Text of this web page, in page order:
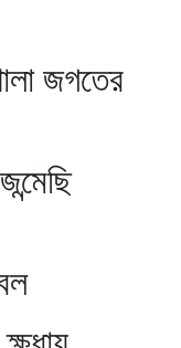
জগতের